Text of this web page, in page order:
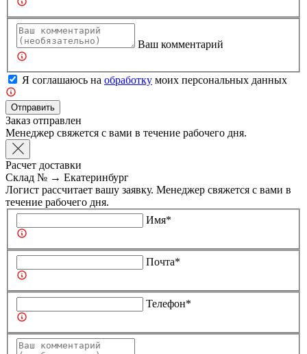
Ваш комментарий
Я соглашаюсь на обработку моих персональных данных
Отправить
Заказ отправлен
Менеджер свяжется с вами в течение рабочего дня.
Расчет доставки
Склад № → Екатеринбург
Логист рассчитает вашу заявку. Менеджер свяжется с вами в
течение рабочего дня.
Имя*
Почта*
Телефон*